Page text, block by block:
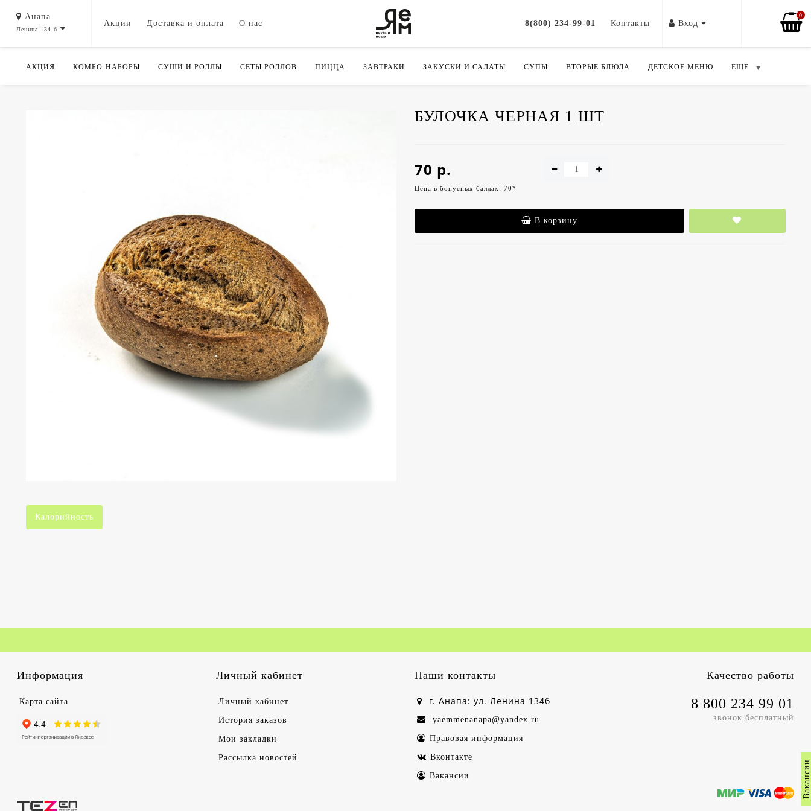
Анапа
Ленина 134-б
Акции Доставка и оплата О нас 8(800) 234-99-01 Контакты Вход
0
АКЦИЯ КОМБО-НАБОРЫ СУШИ И РОЛЛЫ СЕТЫ РОЛЛОВ ПИЦЦА ЗАВТРАКИ ЗАКУСКИ И САЛАТЫ СУПЫ ВТОРЫЕ БЛЮДА ДЕТСКОЕ МЕНЮ ЕЩЁ
БУЛОЧКА ЧЕРНАЯ 1 ШТ
70 р.
Цена в бонусных баллах: 70*
В корзину
Калорийность
Информация
Карта сайта
Личный кабинет
Личный кабинет
История заказов
Мои закладки
Рассылка новостей
Наши контакты
г. Анапа: ул. Ленина 134б
yaemmenanapa@yandex.ru
Правовая информация
Вконтакте
Вакансии
Качество работы
8 800 234 99 01
звонок бесплатный
Вакансии